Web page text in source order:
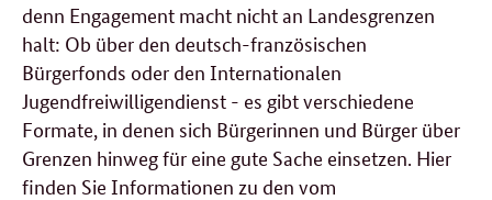
denn Engagement macht nicht an Landesgrenzen
halt: Ob über den deutsch-französischen
Bürgerfonds oder den Internationalen
Jugendfreiwilligendienst - es gibt verschiedene
Formate, in denen sich Bürgerinnen und Bürger über
Grenzen hinweg für eine gute Sache einsetzen. Hier
finden Sie Informationen zu den vom